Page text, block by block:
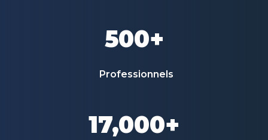
500+
Professionnels
17,000+